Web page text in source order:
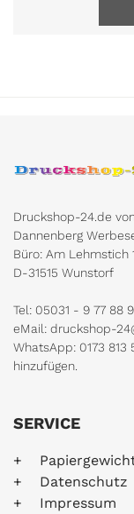
Druckshop-24.de
Dannenberg
Büro: Am Lehmstich
D-31515 Wunstorf
Tel: 05031 - 9 77 88
eMail: druckshop-
WhatsApp: 0173
hinzufügen.
SERVICE
Datenschutz
Impressum